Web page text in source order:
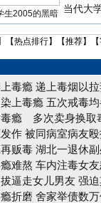
生2005的黑暗
当代大
【热点排行】【推荐】【
毒瘾 递上毒烟以
上毒瘾 五次戒毒
瘾 多次卖身换取
作 被同病室病友
贩毒 湖北一退休
难熬 车内注毒女
逼走女儿男友 强
折磨 舍家举债数